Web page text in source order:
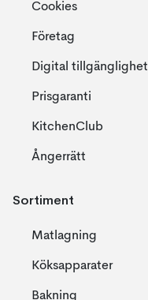
Cookies
Företag
Digital tillgänglighet
Prisgaranti
KitchenClub
Ångerrätt
Sortiment
Matlagning
Köksapparater
Bakning